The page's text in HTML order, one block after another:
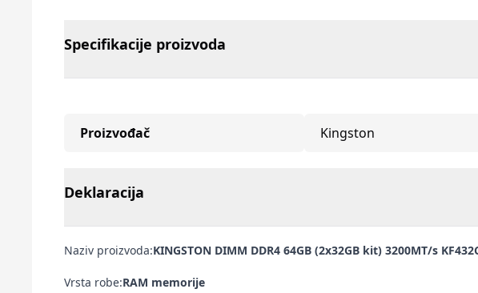
Specifikacije proizvoda
Proizvođač Kingston
Deklaracija
Naziv proizvoda:KINGSTON DIMM DDR4 64GB (2x32GB kit) 3200MT/s
Vrsta robe:RAM memorije